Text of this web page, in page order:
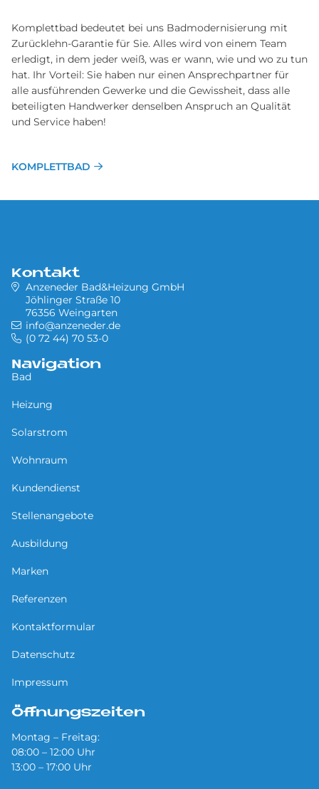
Komplettbad bedeutet bei uns Badmodernisierung mit
Zurücklehn-Garantie für Sie. Alles wird von einem Team
erledigt, in dem jeder weiß, was er wann, wie und wo zu tun
hat. Ihr Vorteil: Sie haben nur einen Ansprechpartner für
alle ausführenden Gewerke und die Gewissheit, dass alle
beteiligten Handwerker denselben Anspruch an Qualität
und Service haben!
KOMPLETTBAD
Kontakt
Anzeneder Bad&Heizung GmbH
Jöhlinger Straße 10
76356 Weingarten
info@anzeneder.de
(0 72 44) 70 53-0
Navigation
Bad
Heizung
Solarstrom
Wohnraum
Kundendienst
Stellenangebote
Ausbildung
Marken
Referenzen
Kontaktformular
Datenschutz
Impressum
Öffnungszeiten
Montag – Freitag:
08:00 – 12:00 Uhr
13:00 – 17:00 Uhr